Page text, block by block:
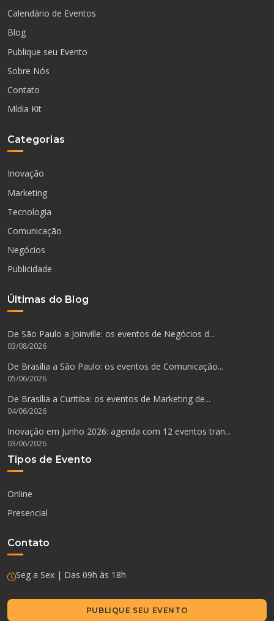
Calendário de Eventos
Blog
Publique seu Evento
Sobre Nós
Contato
Mídia Kit
Categorias
Inovação
Marketing
Tecnologia
Comunicação
Negócios
Publicidade
Últimas do Blog
De São Paulo a Joinville: os eventos de Negócios d...
03/08/2026
De Brasília a São Paulo: os eventos de Comunicação...
05/06/2026
De Brasília a Curitiba: os eventos de Marketing de...
04/06/2026
Inovação em Junho 2026: agenda com 12 eventos tran...
03/06/2026
Tipos de Evento
Online
Presencial
Contato
Seg a Sex | Das 09h às 18h
PUBLIQUE SEU EVENTO